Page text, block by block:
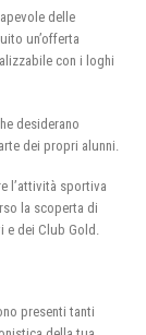
delle
un’offerta
con i loghi
desiderano
dei propri alunni.
l’attività sportiva
la scoperta di
dei Club Gold.
presenti tanti